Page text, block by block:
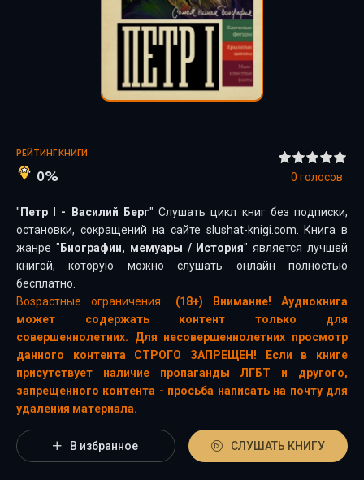
РЕЙТИНГ КНИГИ
0% 0 голосов
" Петр I - Василий Берг" Слушать цикл книг без подписки,
остановки, сокращений на сайте slushat-knigi.com. Книга в
жанре " Биографии, мемуары / История" является лучшей
книгой, которую можно слушать онлайн полностью
бесплатно.
Возрастные ограничения:
(18+) Внимание! Аудиокнига
может содержать контент только для
совершеннолетних. Для несовершеннолетних просмотр
данного контента СТРОГО ЗАПРЕЩЕН! Если в книге
присутствует наличие пропаганды ЛГБТ и другого,
запрещенного контента - просьба написать на почту для
удаления материала.
В избранное СЛУШАТЬ КНИГУ